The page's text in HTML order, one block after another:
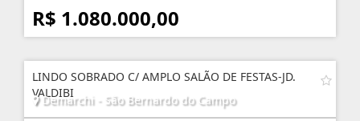
R$ 1.080.000,00
LINDO SOBRADO C/ AMPLO SALÃO DE FESTAS-JD.
VALDIBI
Demarchi - São Bernardo do Campo